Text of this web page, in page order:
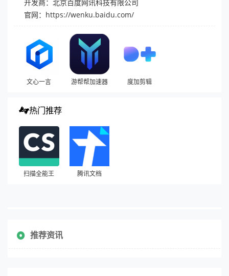
开发商：北京百度网讯科技有限公司
官网： https://wenku.baidu.com/
文心一言 游帮帮加速器 度加剪辑
热门推荐
扫描全能王 腾讯文档
推荐资讯